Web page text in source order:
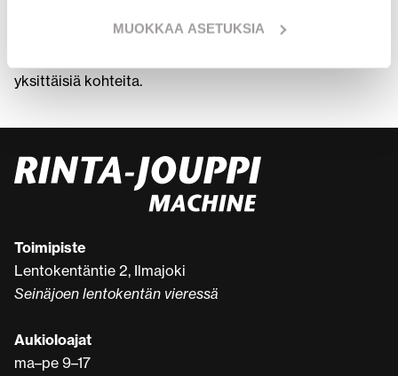
MUOKKAA ASETUKSIA
Caterpillar (CAT) -koneet. Voit tutustua tarkemmin eri
yksittäisiä kohteita.
Toimipiste
Lentokentäntie 2, Ilmajoki
Seinäjoen lentokentän vieressä
Aukioloajat
ma–pe 9–17